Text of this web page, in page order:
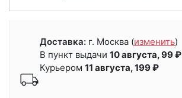
Доставка: г. Москва (изменить)
В пункт выдачи 10 августа, 99 ₽
Курьером 11 августа, 199 ₽